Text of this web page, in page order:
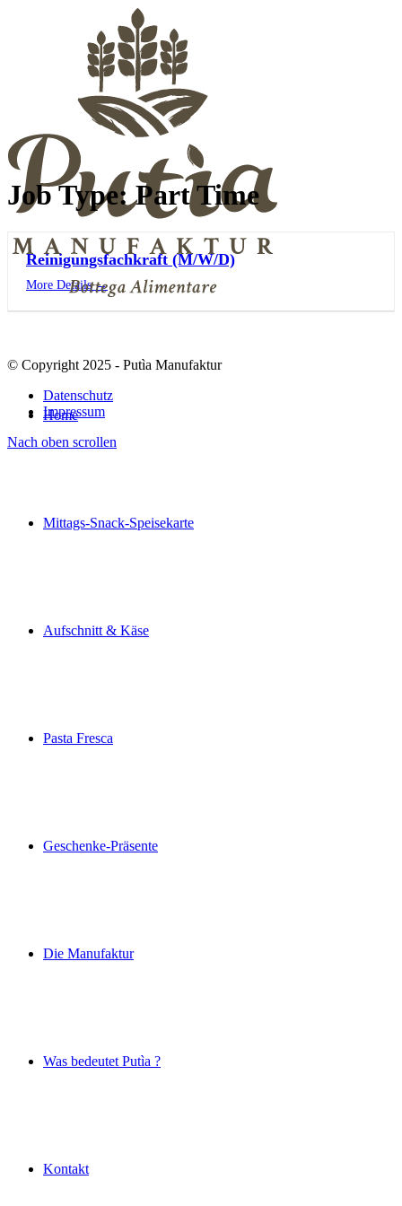
Home
Mittags-Snack-Speisekarte
Aufschnitt & Käse
Pasta Fresca
Geschenke-Präsente
Die Manufaktur
Was bedeutet Putìa ?
Kontakt
Job Type:Part Time
Reinigungsfachkraft (M/W/D)
More Details
© Copyright 2025 - Putìa Manufaktur
Datenschutz
Impressum
Nach oben scrollen